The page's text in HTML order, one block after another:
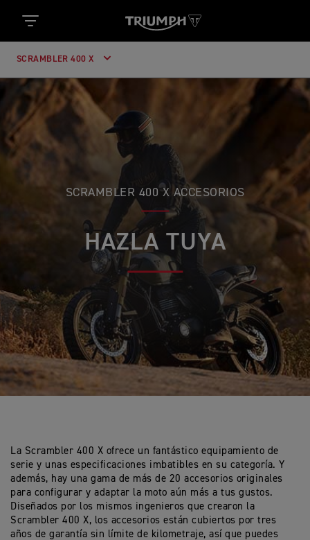
SCRAMBLER 400 X
SCRAMBLER 400 X ACCESORIOS
HAZLA TUYA
La Scrambler 400 X ofrece un fantástico equipamiento de
serie y unas especificaciones imbatibles en su categoría. Y
además, hay una gama de más de 20 accesorios originales
para configurar y adaptar la moto aún más a tus gustos.
Diseñados por los mismos ingenieros que crearon la
Scrambler 400 X, los accesorios están cubiertos por tres
años de garantía sin límite de kilometraje, así que puedes